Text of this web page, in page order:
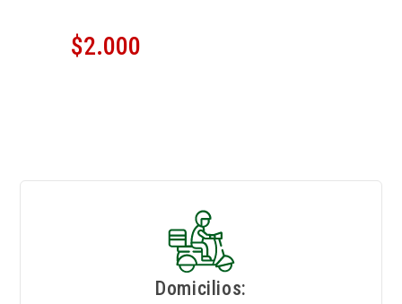
$2.000
Domicilios: